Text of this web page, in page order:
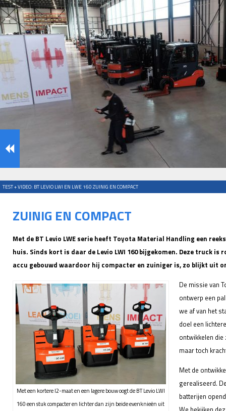
TEST + VIDEO: BT LEVIO LWI EN LWE 160 ZUINIG EN COMPACT
ZUINIG EN COMPACT
Met de BT Levio LWE serie heeft Toyota Material Handling een
huis. Sinds kort is daar de Levio LWI 160 bijgekomen. Deze truck
accu gebouwd waardoor hij compacter en zuiniger is, zo blijkt uit
Met een kortere l2-maat en een lagere bouw oogt de BT Levio LWI
160 een stuk compacter en lichter dan zijn beide evenknieën uit
De missie van
ontwerp een
we af van het
doel een
ontwikkelen
maar toch
Met de
gerealiseerd.
batterijen